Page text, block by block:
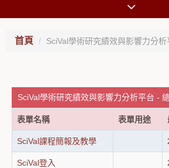
首頁 SciVal學術研究績效與影響力分析
SciVal學術研究績效與影響力分析平台 -
表單名稱 表單用途
SciVal課程簡報及教學
SciVal登入